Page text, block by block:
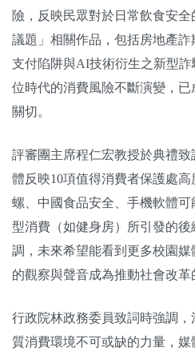
險，反映民眾對於日常飲食安
議題」相關作品，包括房地產
支付陷阱與AI技術衍生之新型
位時代的消費風險不斷演變，
關切。
評審團主席程仁宏教授於典禮
體反映10項值得消費者保護處
螺、中國食品安全、手機軟體
型消費（如健身房）所引發的
調，未來希望能看到更多校園
的觀察與聲音成為推動社會改革
行政院林政務委員致詞時強調
質消費環境不可或缺的力量，